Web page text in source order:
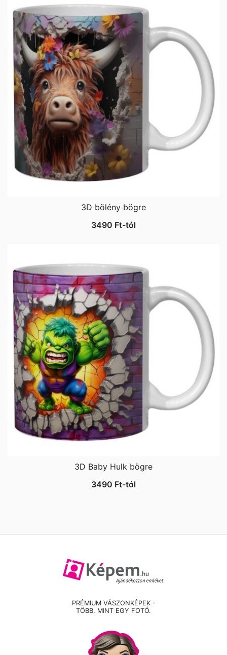
3D bölény bögre
3490 Ft-tól
3D Baby Hulk bögre
3490 Ft-tól
PRÉMIUM VÁSZONKÉPEK -
TÖBB, MINT EGY FOTÓ.